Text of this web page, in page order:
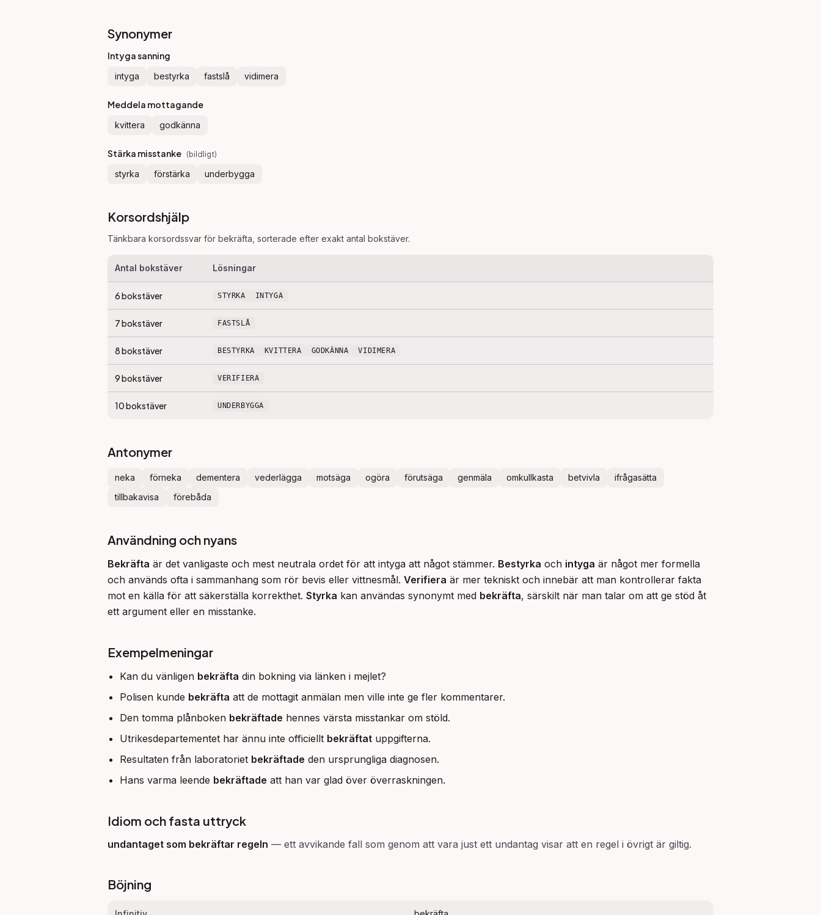
Synonymer
Intyga sanning
intyga bestyrka fastslå vidimera
Meddela mottagande
kvittera godkänna
Stärka misstanke (bildligt)
styrka förstärka underbygga
Korsordshjälp
Tänkbara korsordssvar för bekräfta , sorterade efter exakt antal bokstäver.
Antal bokstäver Lösningar
6bokstäver STYRKA INTYGA
7bokstäver FASTSLÅ
8bokstäver BESTYRKA KVITTERA GODKÄNNA VIDIMERA
9bokstäver VERIFIERA
10bokstäver UNDERBYGGA
Antonymer
neka förneka dementera vederlägga motsäga ogöra förutsäga genmäla omkullkasta betvivla
ifrågasätta
tillbakavisa
förebåda
Användning och nyans
Bekräfta är det vanligaste och mest neutrala ordet för att intyga att något stämmer. Bestyrka och intyga är något mer formella
och används ofta i sammanhang som rör bevis eller vittnesmål. Verifiera är mer tekniskt och innebär att man kontrollerar fakta
mot en källa för att säkerställa korrekthet. Styrka kan användas synonymt med bekräfta, särskilt när man talar om att ge stöd åt
ett argument eller en misstanke.
Exempelmeningar
Kan du vänligen bekräfta din bokning via länken i mejlet?
Polisen kunde bekräfta att de mottagit anmälan men ville inte ge fler kommentarer.
Den tomma plånboken bekräftade hennes värsta misstankar om stöld.
Utrikesdepartementet har ännu inte officiellt bekräftat uppgifterna.
Resultaten från laboratoriet bekräftade den ursprungliga diagnosen.
Hans varma leende bekräftade att han var glad över överraskningen.
Idiom och fasta uttryck
undantaget som bekräftar regeln — ett avvikande fall som genom att vara just ett undantag visar att en regel i övrigt är giltig.
Böjning